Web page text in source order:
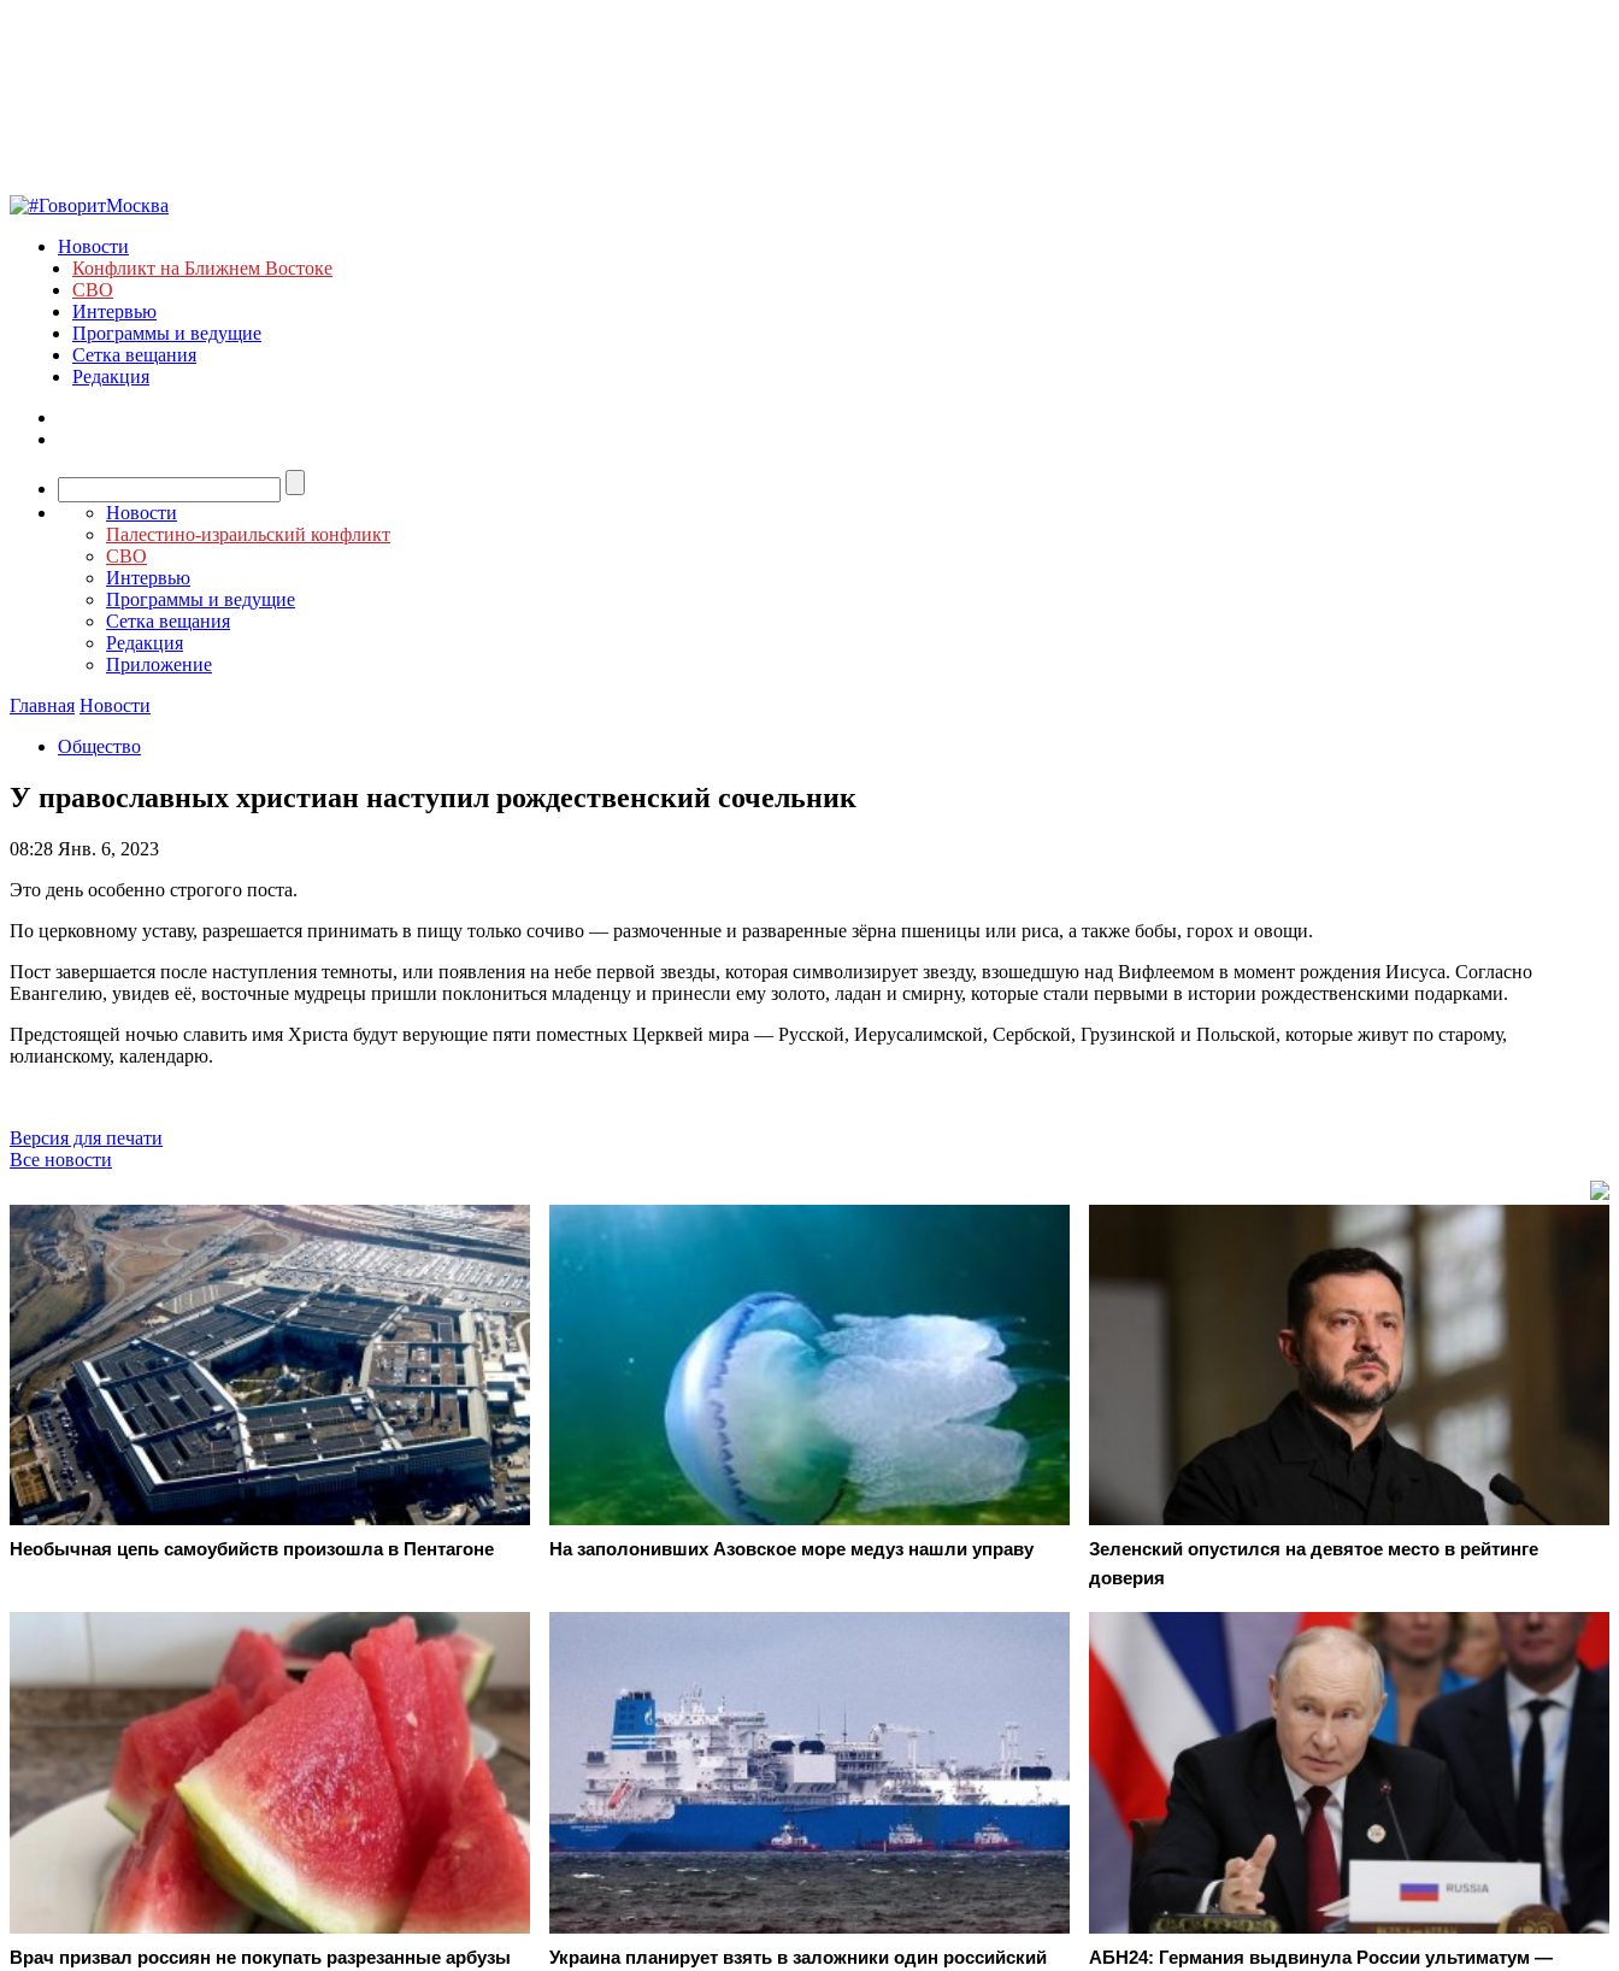
Новости
Конфликт на Ближнем Востоке
СВО
Интервью
Программы и ведущие
Сетка вещания
Редакция
Новости
Палестино-израильский конфликт
СВО
Интервью
Программы и ведущие
Сетка вещания
Редакция
Приложение
Главная Новости
Общество
У православных христиан наступил рождественский сочельник
08:28 Янв. 6, 2023
Это день особенно строгого поста.
По церковному уставу, разрешается принимать в пищу только сочиво — размоченные и разваренные зёрна пшеницы или риса, а также бобы, горох и овощи.
Пост завершается после наступления темноты, или появления на небе первой звезды, которая символизирует звезду, взошедшую над Вифлеемом в момент рождения Иисуса. Согласно
Евангелию, увидев её, восточные мудрецы пришли поклониться младенцу и принесли ему золото, ладан и смирну, которые стали первыми в истории рождественскими подарками.
Предстоящей ночью славить имя Христа будут верующие пяти поместных Церквей мира — Русской, Иерусалимской, Сербской, Грузинской и Польской, которые живут по старому,
юлианскому, календарю.
Версия для печати
Все новости
Необычная цепь самоубийств произошла в Пентагоне На заполонивших Азовское море медуз нашли управу
Зеленский опустился на девятое место в рейтинге
доверия
Врач призвал россиян не покупать разрезанные арбузы
Украина планирует взять в заложники один российский
АБН24: Германия выдвинула России ультиматум —